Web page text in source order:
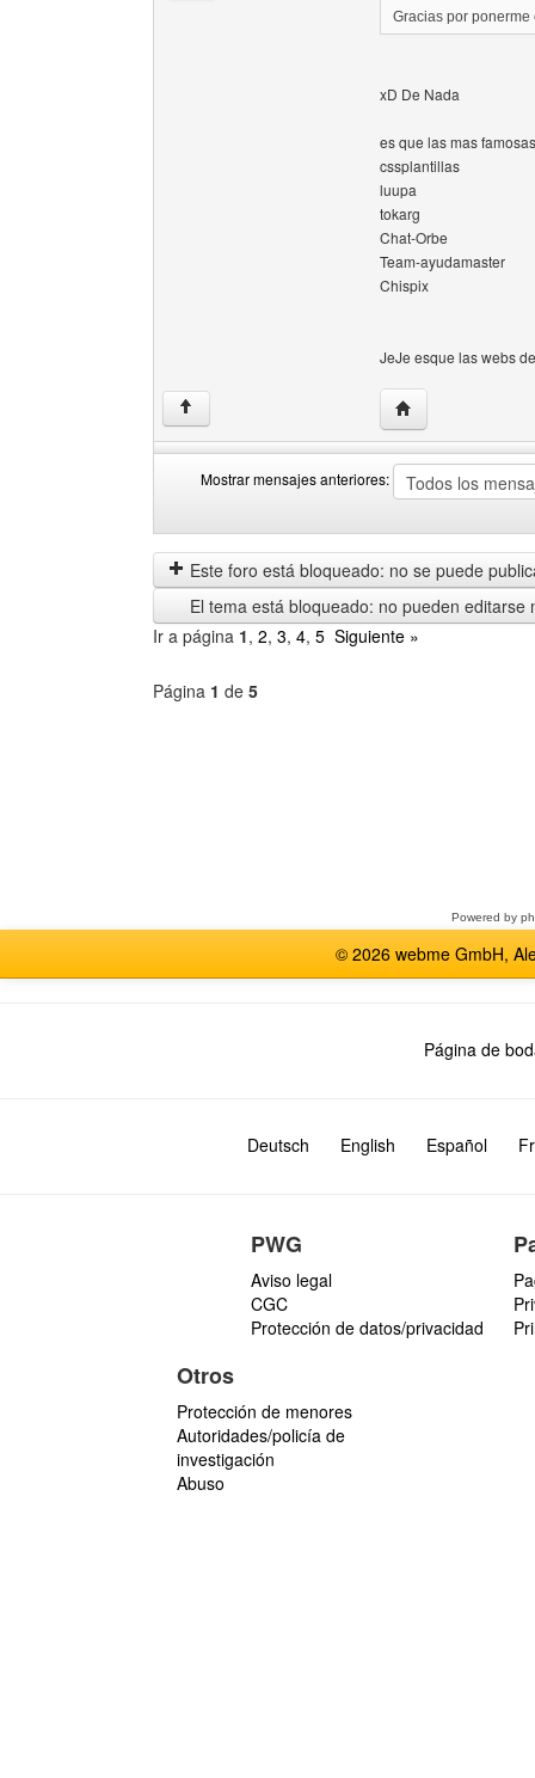
Gracias por
xD De Nada
es que las mas
cssplantillas
luupa
tokarg
Chat-Orbe
Team-ayudamaster
Chispix
JeJe esque las webs
↑ Visitar sitio web
Mostrar mensajes anteriores:
mensajes
anteriores
by
Este foro está bloqueado: no se puede
El tema está bloqueado: no pueden editarse
Ir a página 1, 2, 3, 4, 5 Siguiente »
Página 1 de 5
Powered by
© 2026 webme GmbH,
Página de
Deutsch English Español
PWG
Aviso legal
CGC
Protección de datos/privacidad
Otros
Protección de menores
Autoridades/policía de
investigación
Abuso